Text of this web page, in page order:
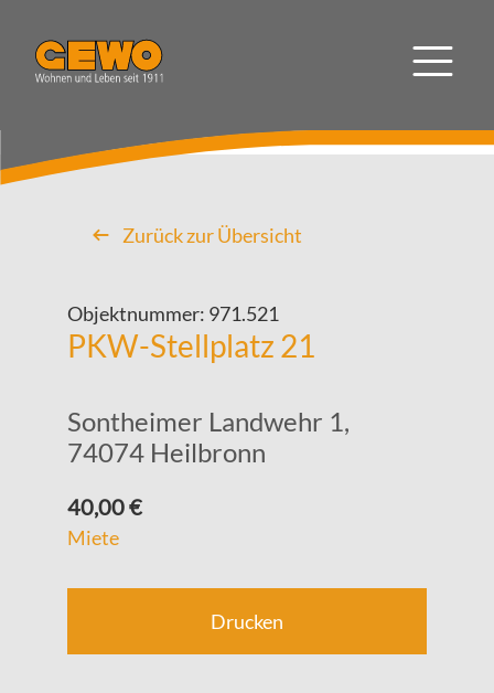
Zurück zur Übersicht
Objektnummer: 971.521
PKW-Stellplatz 21
Sontheimer Landwehr 1,
74074 Heilbronn
40,00 €
Miete
Drucken